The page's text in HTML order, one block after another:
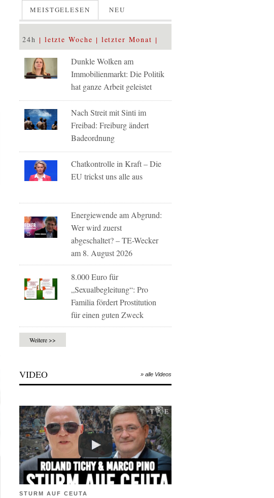
MEISTGELESEN NEU
24h letzte Woche letzter Monat
Dunkle Wolken am
Immobilienmarkt: Die Politik
hat ganze Arbeit geleistet
Nach Streit mit Sinti im
Freibad: Freiburg ändert
Badeordnung
Chatkontrolle in Kraft – Die
EU trickst uns alle aus
Energiewende am Abgrund:
Wer wird zuerst
abgeschaltet? – TE-Wecker
am 8. August 2026
8.000 Euro für
„Sexualbegleitung“: Pro
Familia fördert Prostitution
für einen guten Zweck
Weitere >>
VIDEO » alle Videos
STURM AUF CEUTA